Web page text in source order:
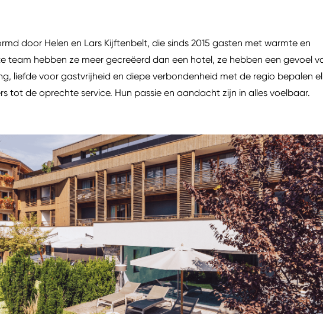
door Helen en Lars Kijftenbelt, die sinds 2015 gasten met warmte en
team hebben ze meer gecreëerd dan een hotel, ze hebben een gevoel
liefde voor gastvrijheid en diepe verbondenheid met de regio bepalen
tot de oprechte service. Hun passie en aandacht zijn in alles voelbaar.